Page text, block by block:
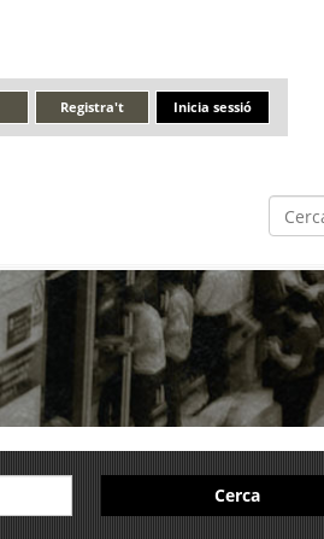
Inicia sessió
Registra't
Cerca